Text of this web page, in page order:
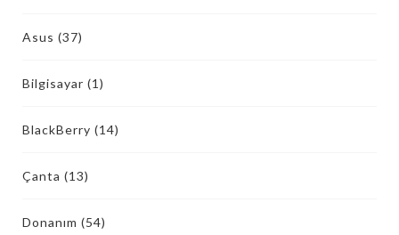
Asus (37)
Bilgisayar (1)
BlackBerry (14)
Çanta (13)
Donanım (54)